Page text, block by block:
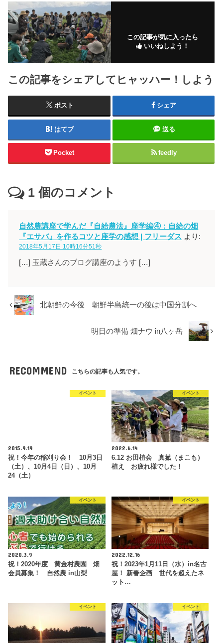
この記事が気に入ったら
いいねしよう！
この記事をシェアしてヒャッハー！しよう
ポスト シェア
はてブ 送る
Pocket feedly
1 個のコメント
自然農講座で学んだ『自給農法』座学編④：自給の畑
『エサバ』を作るコツと座学の感想 | フリーダス より:
2018年5月17日 10時16分51秒
[…] 玉蔵さんのブログ講座のようす […]
北朝鮮の今後 朝鮮半島統一の後は中国分割へ
明日の準備 畑ナウ in八ヶ岳
RECOMMEND こちらの記事も人気です。
イベント
2015.9.19
祝！今年の稲刈り会！ 10月3日
（土）、10月4日（日）、10月
24（土）
イベント
2022.6.14
6.12 お田植会 真菰（まこも）
植え お疲れ様でした！
イベント
2020.3.9
祝！2020年度 黄金村農園 畑
会員募集！ 自然農 in山梨
イベント
2022.12.16
祝！2023年1月11日（水）in名古
屋！ 新春企画 世代を超えたネ
ット…
イベント イベント